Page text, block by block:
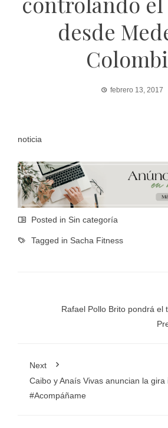
desde
febrero 13, 2017
noticia
Posted in Sin categoría
Tagged in Sacha Fitness
Rafael Pollo Brito pondrá el
Next
Caibo y Anaís Vivas anuncian la gira
#Acompáñame